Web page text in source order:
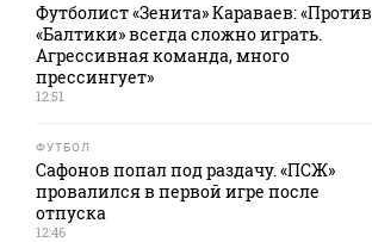
Футболист «Зенита» Караваев: «Против
«Балтики» всегда сложно играть.
Агрессивная команда, много
прессингует»
12:51
ФУТБОЛ
Сафонов попал под раздачу. «ПСЖ»
провалился в первой игре после
отпуска
12:46